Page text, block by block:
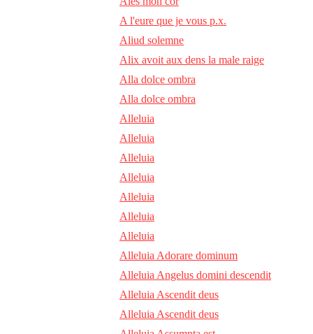
A l'eure que je vous p.x.
Aliud solemne
Alix avoit aux dens la male raige
Alla dolce ombra
Alla dolce ombra
Alleluia
Alleluia
Alleluia
Alleluia
Alleluia
Alleluia
Alleluia
Alleluia Adorare dominum
Alleluia Angelus domini descendit
Alleluia Ascendit deus
Alleluia Ascendit deus